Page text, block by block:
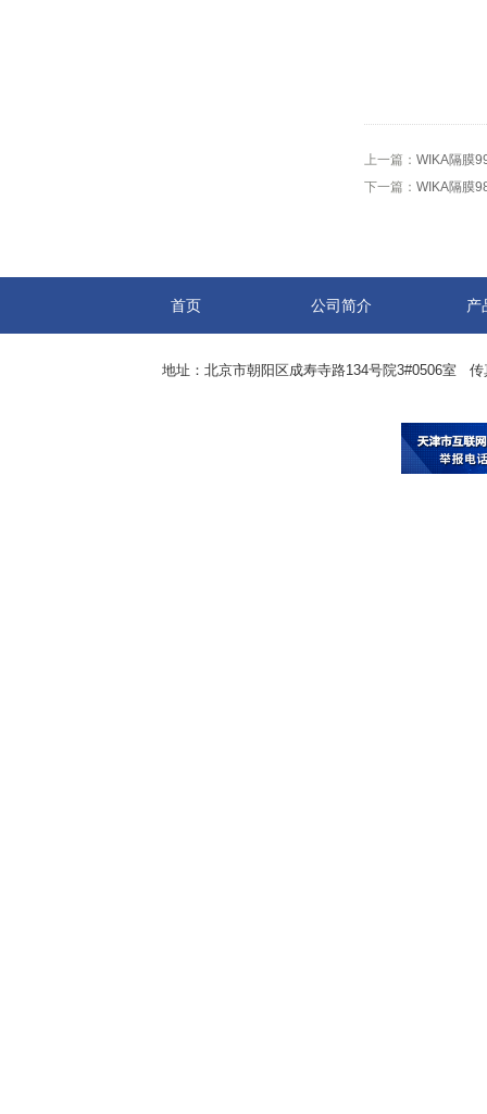
上一篇： WIKA隔膜
下一篇： WIKA隔膜
首页 公司简介 产
地址：北京市朝阳区成寿寺路134号院3#0506室